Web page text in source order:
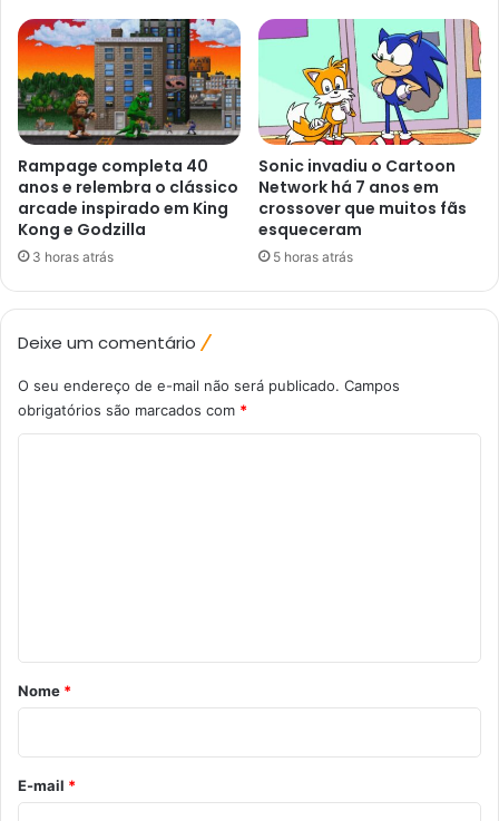
Rampage completa 40
anos e relembra o clássico
arcade inspirado em King
Kong e Godzilla
3 horas atrás
Sonic invadiu o Cartoon
Network há 7 anos em
crossover que muitos fãs
esqueceram
5 horas atrás
Deixe um comentário
O seu endereço de e-mail não será publicado. Campos
obrigatórios são marcados com *
r
o
*
Nome *
E-mail *